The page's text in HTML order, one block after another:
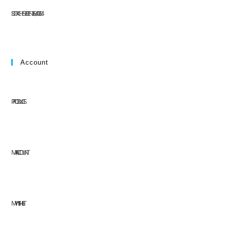
ST. DORCHESTER CENTER, MA 02124
Account
PRODUCTS
MY ACCOUNT
MY WISHLIST